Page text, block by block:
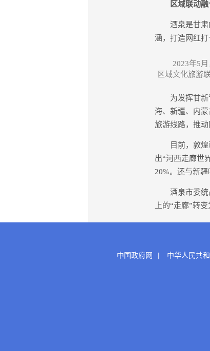
区域联动融
酒泉是甘肃向
涵，打造网红
2023年5
区域文化旅游
为发挥甘新青
海、新疆、内
旅游线路，推动
目前，敦煌已
出“河西走廊世
20%。还与新
酒泉市委统战
上的“走廊”转
中国政府网 | 中华人民共